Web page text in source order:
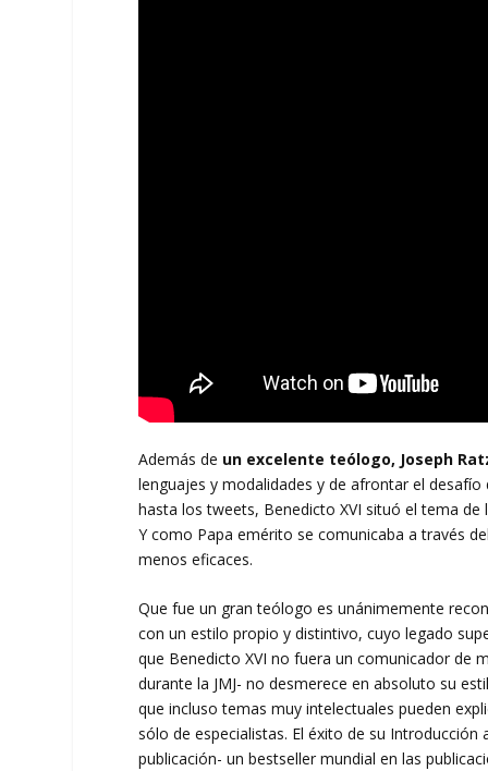
Además de un excelente teólogo, Joseph
lenguajes y modalidades y de afrontar el
hasta los tweets, Benedicto XVI situó el tema
Y como Papa emérito se comunicaba a través
menos eficaces.
Que fue un gran teólogo es unánimemente
con un estilo propio y distintivo, cuyo legado
que Benedicto XVI no fuera un comunicador de
durante la JMJ- no desmerece en absoluto su
que incluso temas muy intelectuales pueden
sólo de especialistas. El éxito de su
publicación- un bestseller mundial en las